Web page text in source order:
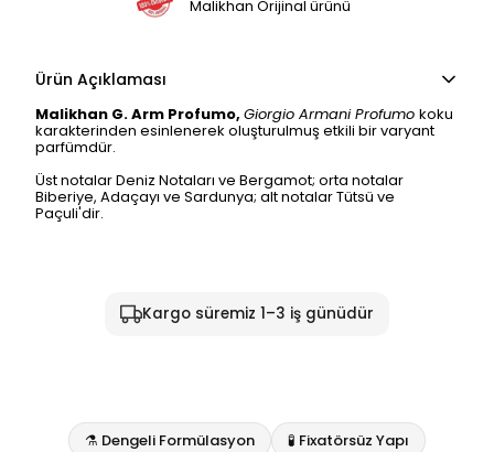
Malikhan Orijinal ürünü
Ürün Açıklaması
Malikhan G. Arm Profumo, Giorgio Armani Profumo koku
karakterinden esinlenerek oluşturulmuş etkili bir varyant
parfümdür.
Üst notalar Deniz Notaları ve Bergamot; orta notalar
Biberiye, Adaçayı ve Sardunya; alt notalar Tütsü ve
Paçuli'dir.
Kargo süremiz 1–3 iş günüdür
⚗️ Dengeli Formülasyon
🧪 Fixatörsüz Yapı